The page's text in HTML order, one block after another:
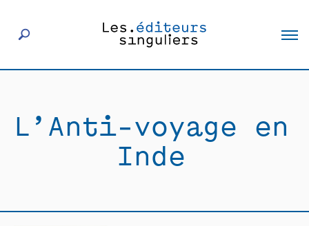
Éditeurs
Actualités
L’Anti-voyage en
Inde